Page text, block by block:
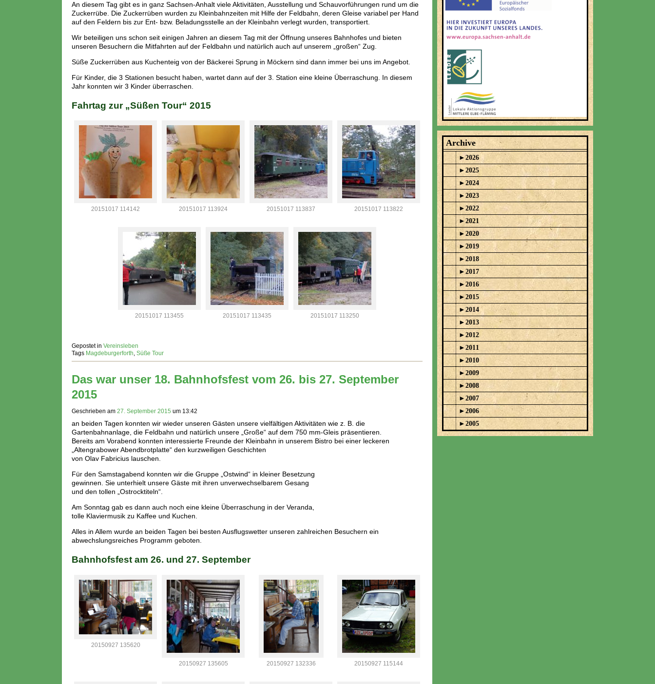
An diesem Tag gibt es in ganz Sachsen-Anhalt viele Aktivitäten, Ausstellung und Schauvorführungen rund um die
Zuckerrübe. Die Zuckerrüben wurden zu Kleinbahnzeiten mit Hilfe der Feldbahn, deren Gleise variabel per Hand
auf den Feldern bis zur Ent- bzw. Beladungsstelle an der Kleinbahn verlegt wurden, transportiert.
Wir beteiligen uns schon seit einigen Jahren an diesem Tag mit der Öffnung unseres Bahnhofes und bieten
unseren Besuchern die Mitfahrten auf der Feldbahn und natürlich auch auf unserem „großen“ Zug.
Süße Zuckerrüben aus Kuchenteig von der Bäckerei Sprung in Möckern sind dann immer bei uns im Angebot.
Für Kinder, die 3 Stationen besucht haben, wartet dann auf der 3. Station eine kleine Überraschung. In diesem
Jahr konnten wir 3 Kinder überraschen.
Fahrtag zur „Süßen Tour“ 2015
20151017 114142 20151017 113924 20151017 113837 20151017 113822
20151017 113455 20151017 113435 20151017 113250
Gepostet in Vereinsleben
Tags Magdeburgerforth, Süße Tour
Das war unser 18. Bahnhofsfest vom 26. bis 27. September
2015
Geschrieben am 27. September 2015 um 13:42
an beiden Tagen konnten wir wieder unseren Gästen unsere vielfältigen Aktivitäten wie z. B. die
Gartenbahnanlage, die Feldbahn und natürlich unsere „Große“ auf dem 750 mm-Gleis präsentieren.
Bereits am Vorabend konnten interessierte Freunde der Kleinbahn in unserem Bistro bei einer leckeren
„Altengrabower Abendbrotplatte“ den kurzweiligen Geschichten
von Olav Fabricius lauschen.
Für den Samstagabend konnten wir die Gruppe „Ostwind“ in kleiner Besetzung
gewinnen. Sie unterhielt unsere Gäste mit ihren unverwechselbarem Gesang
und den tollen „Ostrocktiteln“.
Am Sonntag gab es dann auch noch eine kleine Überraschung in der Veranda,
tolle Klaviermusik zu Kaffee und Kuchen.
Alles in Allem wurde an beiden Tagen bei besten Ausflugswetter unseren zahlreichen Besuchern ein
abwechslungsreiches Programm geboten.
Bahnhofsfest am 26. und 27. September
20150927 135620
20150927 135605 20150927 132336 20150927 115144
Archive
► 2026
► 2025
► 2024
► 2023
► 2022
► 2021
► 2020
► 2019
► 2018
► 2017
► 2016
► 2015
► 2014
► 2013
► 2012
► 2011
► 2010
► 2009
► 2008
► 2007
► 2006
► 2005